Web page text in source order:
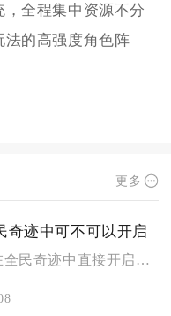
全程集中资源不分
法的高强度角色阵
更多
奇迹中可不可以开启
魔域无法在全民奇迹中直接开启，二者属于完全独立运营的两款不同...